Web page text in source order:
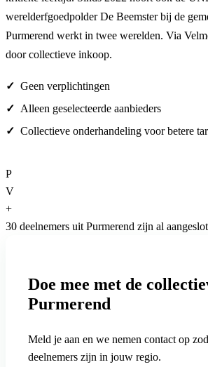
werelderfgoedpolder De Beemster bij de
Purmerend werkt in twee werelden. Via
door collectieve inkoop.
Geen verplichtingen
Alleen geselecteerde aanbieders
Collectieve onderhandeling voor betere
P
V
+
30 deelnemers uit Purmerend zijn al
Doe mee met de
Purmerend
Meld je aan en we nemen contact op
deelnemers zijn in jouw regio.